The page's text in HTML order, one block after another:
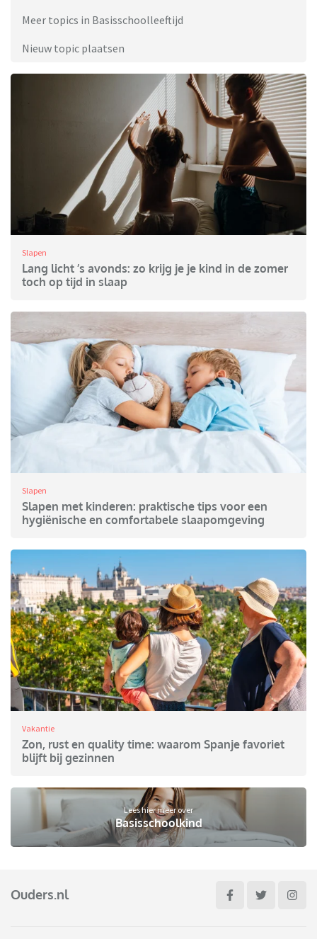
Meer topics in Basisschoolleeftijd
Nieuw topic plaatsen
Slapen
Lang licht ’s avonds: zo krijg je je kind in de zomer
toch op tijd in slaap
Slapen
Slapen met kinderen: praktische tips voor een
hygiënische en comfortabele slaapomgeving
Vakantie
Zon, rust en quality time: waarom Spanje favoriet
blijft bij gezinnen
Lees hier meer over
Basisschoolkind
Ouders.nl